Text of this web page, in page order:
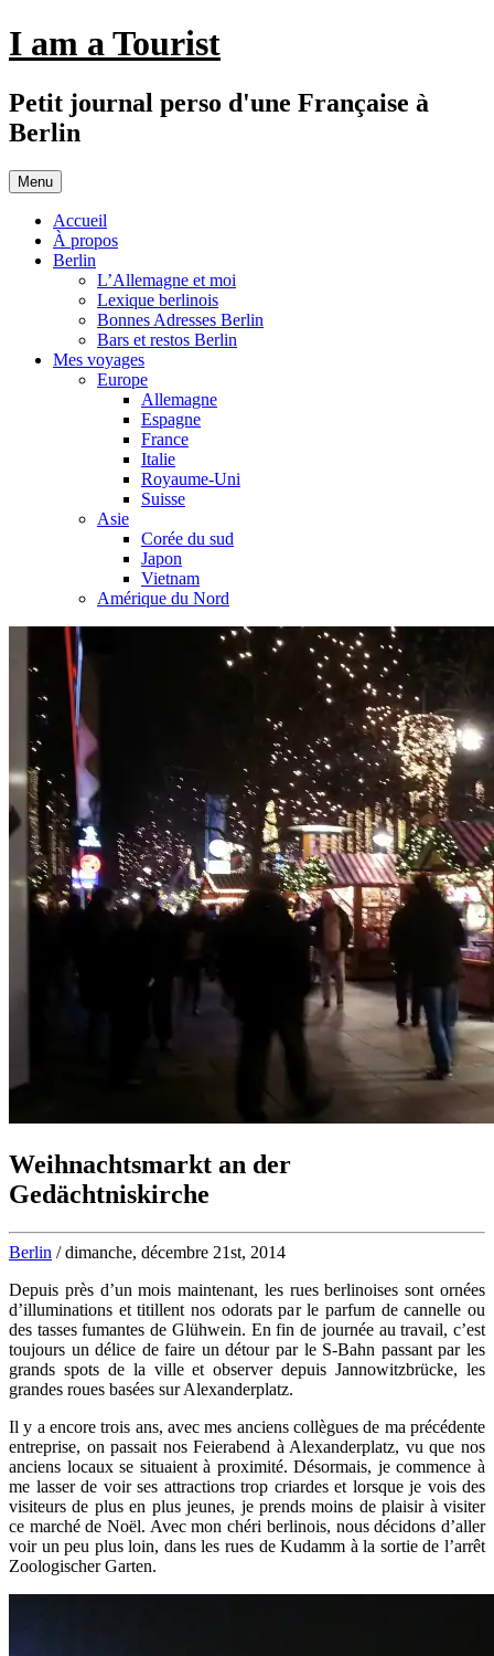
Aller
au
I am a Tourist
Petit journal perso d'une Française à
Berlin
Menu
Accueil
À propos
Berlin
L’Allemagne et moi
Lexique berlinois
Bonnes Adresses Berlin
Bars et restos Berlin
Mes voyages
Europe
Allemagne
Espagne
France
Italie
Royaume-Uni
Suisse
Asie
Corée du sud
Japon
Vietnam
Amérique du Nord
Weihnachtsmarkt an der
Gedächtniskirche
Berlin / dimanche, décembre 21st, 2014
Depuis près d’un mois maintenant, les rues berlinoises sont ornées
d’illuminations et titillent nos odorats par le parfum de cannelle ou
des tasses fumantes de Glühwein. En fin de journée au travail, c’est
toujours un délice de faire un détour par le S-Bahn passant par les
grands spots de la ville et observer depuis Jannowitzbrücke, les
grandes roues basées sur Alexanderplatz.
Il y a encore trois ans, avec mes anciens collègues de ma précédente
entreprise, on passait nos Feierabend à Alexanderplatz, vu que nos
anciens locaux se situaient à proximité. Désormais, je commence à
me lasser de voir ses attractions trop criardes et lorsque je vois des
visiteurs de plus en plus jeunes, je prends moins de plaisir à visiter
ce marché de Noël. Avec mon chéri berlinois, nous décidons d’aller
voir un peu plus loin, dans les rues de Kudamm à la sortie de l’arrêt
Zoologischer Garten.